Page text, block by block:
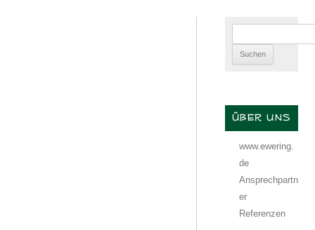
nach:
ÜBER UNS
www.ewering.
de
Ansprechpartn
er
Referenzen